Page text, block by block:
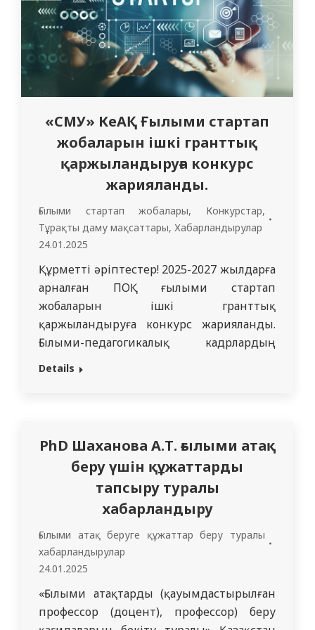
«СМУ» КеАҚ Ғылыми стартап
жобаларын ішкі гранттық
қаржыландыруға конкурс
жарияланды.
Ғылыми стартап жобалары, Конкурстар,
Тұрақты даму мақсаттары, Хабарландырулар
24.01.2025
Құрметті әріптестер! 2025-2027 жылдарға
арналған ПОҚ ғылыми стартап
жобаларын ішкі гранттық
қаржыландыруға конкурс жарияланды.
Ғылыми-педагогикалық кадрлардың
ғылыми стартап жобаларын гранттық
өтініш беруші корпоративтік поштаны
көрсете отырып, өтінім жібереді.
Қатысуы расталғаннан кейін ҒСК хатшысы
конкурстық құжаттама файлдарымен
Details
PhD Шаханова А.Т. ғылыми атақ
беру үшін құжаттарды
тапсыру туралы
хабарландыру
Ғылыми атақ беруге құжаттар беру туралы
хабарландырулар
24.01.2025
«Ғылыми атақтарды (қауымдастырылған
профессор (доцент), профессор) беру